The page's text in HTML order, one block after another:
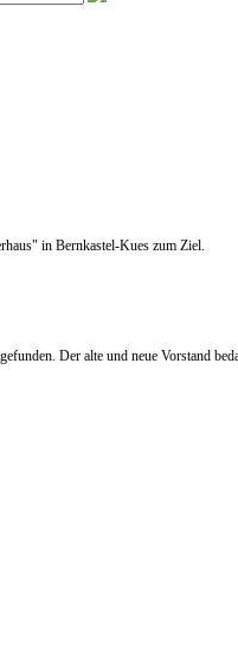
in Bernkastel-Kues zum Ziel.
Der alte und neue Vorstand